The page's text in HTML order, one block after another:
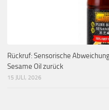
Rückruf: Sensorische
Sesame Oil zurück
15 JULI, 2026